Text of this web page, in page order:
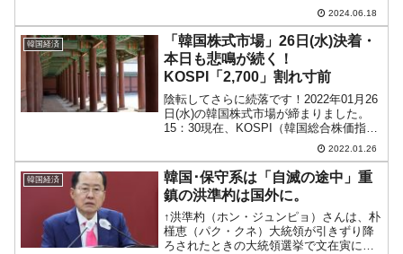
Fact1
全て勝つといくら？ 競馬GI競走で勝利騎手がもら
える賞金とは？
Fact1 平成仮面ライダーの意外すぎるモチーフとは？
発表から2日で大崩壊、鳴かず飛ばずに終わりそう
Fact1
日本人マスターズ挑戦の歴史。松山以前に最高位
だった選手とは？
Fact1
甲子園通算本塁打、最多の清原に次いで多く打っ
ている意外な選手とは？
『Investing.com』より引用）。ギャップ
アップして始まりましたが、直近最高値
さい...
2024.06.18
韓国経済
「韓国株式市場」26日(水)決着・
本日も悲鳴が続く！
KOSPI「2,700」割れ寸前
陰転してさらに続落です！2022年01月26
日(水)の韓国株式市場が締まりました。
15：30現在、KOSPI（韓国総合株価指
数）のチャートは以下のようになってい
ます（チャートは『Investing.com』より
引用）。わずかながら上げて始ま...
2022.01.26
韓国経済
韓国･保守系は「自滅の途中」重
鎮の洪準杓は国外に。
↑洪準杓（ホン・ジュンピョ）さんは、朴
槿恵（パク・クネ）大統領が引きずり降
ろされたときの大統領選挙で文在寅に負